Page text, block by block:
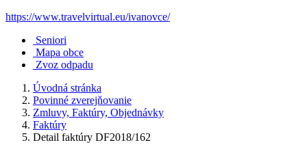
https://www.travelvirtual.eu/ivanovce/
Seniori
Mapa obce
Zvoz odpadu
Úvodná stránka
Povinné zverejňovanie
Zmluvy, Faktúry, Objednávky
Faktúry
Detail faktúry DF2018/162